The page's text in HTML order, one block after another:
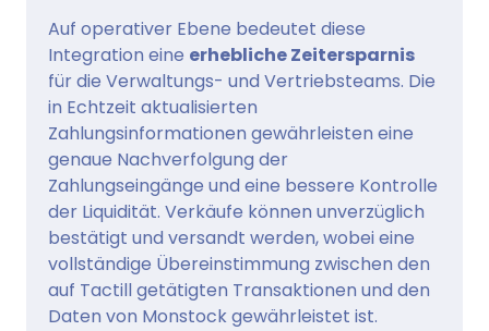
Auf operativer Ebene bedeutet diese
Integration eine erhebliche Zeitersparnis
für die Verwaltungs- und Vertriebsteams. Die
in Echtzeit aktualisierten
Zahlungsinformationen gewährleisten eine
genaue Nachverfolgung der
Zahlungseingänge und eine bessere Kontrolle
der Liquidität. Verkäufe können unverzüglich
bestätigt und versandt werden, wobei eine
vollständige Übereinstimmung zwischen den
auf Tactill getätigten Transaktionen und den
Daten von Monstock gewährleistet ist.